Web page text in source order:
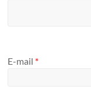
E-mail *